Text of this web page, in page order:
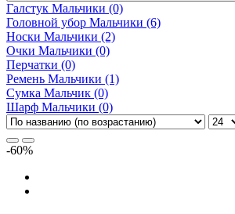
Галстук Мальчики (0)
Головной убор Мальчики (6)
Носки Мальчики (2)
Очки Мальчики (0)
Перчатки (0)
Ремень Мальчики (1)
Сумка Мальчик (0)
Шарф Мальчики (0)
-60%